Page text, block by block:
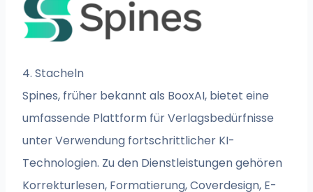
4. Stacheln
Spines, früher bekannt als BooxAI, bietet eine
umfassende Plattform für Verlagsbedürfnisse
unter Verwendung fortschrittlicher KI-
Technologien. Zu den Dienstleistungen gehören
Korrekturlesen, Formatierung, Coverdesign, E-